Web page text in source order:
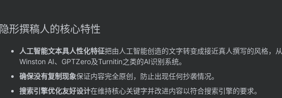
隐形撰稿人的核心特性
人工智能文本具人性化特征把由人工智能创造的文字转变成接近真人撰写的风格，
Winston AI、GPTZero及Turnitin之类的AI识别系统。
确保没有复制现象保证内容完全原创，防止出现任何抄袭情况。
搜索引擎优化友好设计在维持核心关键字并改进内容以符合搜索引擎的要求。